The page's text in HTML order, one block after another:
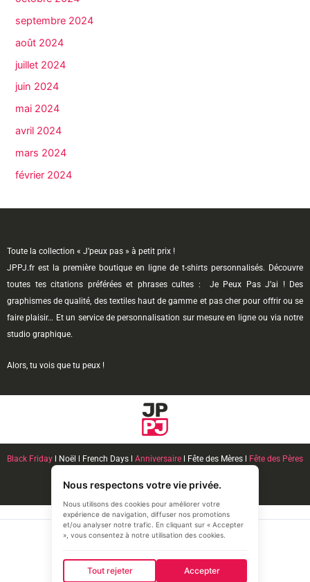
septembre 2024
août 2024
juillet 2024
juin 2024
mai 2024
avril 2024
mars 2024
février 2024
Toute la collection « J’peux pas » à petit prix !
JPPJ.fr est la première boutique en ligne de t-shirts personnalisés. Découvre
toutes tes citations préférées et phrases cultes : Je Peux Pas J’ai ! Des
graphismes de qualité, des textiles haut de gamme et pas cher pour offrir ou se
faire plaisir… Et un service de personnalisation sur mesure en ligne ou via notre
studio graphique.
Alors, tu vois que tu peux !
Black Friday l Noël l French Days l Anniversaire l Fête des Mères l
Fête des Pères
© 2026 JPPJ.fr
Nous respectons votre vie privée.
Nous utilisons des cookies pour améliorer votre
expérience de navigation, diffuser nos promotions
et/ou analyser notre trafic. En cliquant sur « Accepter
», vous consentez à notre utilisation des cookies.
Tout rejeter Accepter